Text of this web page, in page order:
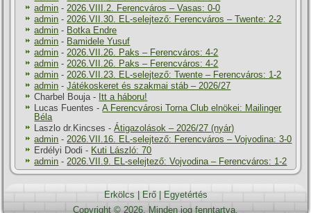
admin - 2026.VIII.2. Ferencváros – Vasas: 0-0
admin - 2026.VII.30. EL-selejtező: Ferencváros – Twente: 2-2
admin - Botka Endre
admin - Bamidele Yusuf
admin - 2026.VII.26. Paks – Ferencváros: 4-2
admin - 2026.VII.26. Paks – Ferencváros: 4-2
admin - 2026.VII.23. EL-selejtező: Twente – Ferencváros: 1-2
admin -Játékoskeret és szakmai stáb – 2026/27
Charbel Bouja - Itt a háboru!
Lucas Fuentes -A Ferencvárosi Torna Club elnökei: Mailinger
Béla
Laszlo dr.Kincses -Átigazolások – 2026/27 (nyár)
admin - 2026.VII.16. EL-selejtező: Ferencváros – Vojvodina: 3-0
Erdélyi Dodi - Kuti László: 70
admin - 2026.VII.9. EL-selejtező: Vojvodina – Ferencváros: 1-2
Erkölcs Erő|
Egyetértés
Copyright © 2026. Minden jog fenntartva.